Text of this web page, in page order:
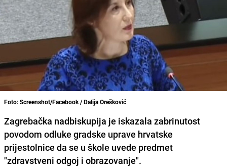
Foto: Screenshot/Facebook / Dalija Orešković
Zagrebačka nadbiskupija je iskazala zabrinutost
povodom odluke gradske uprave hrvatske
prijestolnice da se u škole uvede predmet
"zdravstveni odgoj i obrazovanje".